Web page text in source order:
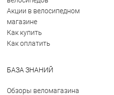
Акции в велосипедном
магазине
Как купить
Как оплатить
БАЗА ЗНАНИЙ
Обзоры веломагазина